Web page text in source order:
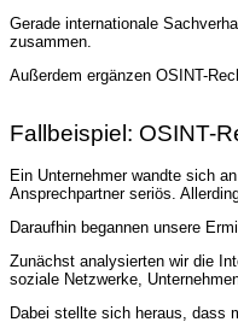
Gerade internationale
zusammen.
Außerdem ergänzen OSINT-
Fallbeispiel: OSINT-
Ein Unternehmer wandte sich
Ansprechpartner seriös.
Daraufhin begannen unsere
Zunächst analysierten wir die
soziale Netzwerke,
Dabei stellte sich heraus, dass